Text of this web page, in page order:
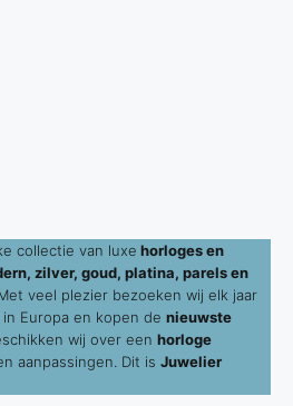
collectie van luxe horloges en
zilver, goud, platina, parels en
Met veel plezier bezoeken wij elk jaar
Europa en kopen de nieuwste
wij over een horloge
aanpassingen. Dit is Juwelier